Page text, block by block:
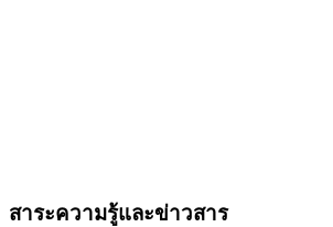
สาระความรู้และข่าวสาร